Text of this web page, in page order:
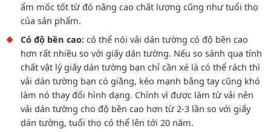
ẩm mốc tốt từ đó nâng cao chất lượng cũng như tuổi thọ
của sản phẩm.
Có độ bền cao: có thể nói vải dán tường có độ bền cao
hơn rất nhiều so với giấy dán tường. Nếu so sánh qua tính
chất vật lý giấy dán tường bạn chỉ cần xé là có thể rách thì
vải dán tường bạn có giằng, kéo mạnh bằng tay cũng khó
làm nó thay đổi hình dạng. Chính vì được làm từ vải nên
vải dán tường cho độ bền cao hơn từ 2-3 lần so với giấy
dán tường, tuổi thọ có thể lên tới 20 năm.